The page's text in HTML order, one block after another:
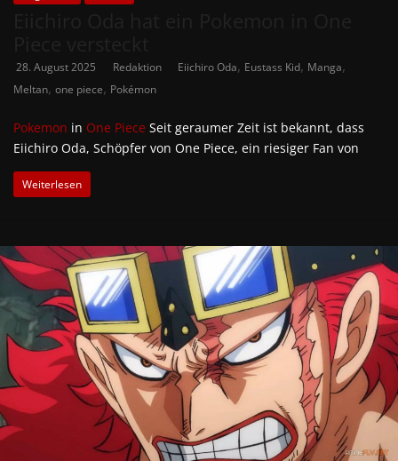
28. August 2025 Redaktion Eiichiro Oda, Eustass Kid, Manga,
Meltan, one piece, Pokémon
Pokemon in One Piece Seit geraumer Zeit ist bekannt, dass
Eiichiro Oda, Schöpfer von One Piece, ein riesiger Fan von
Weiterlesen